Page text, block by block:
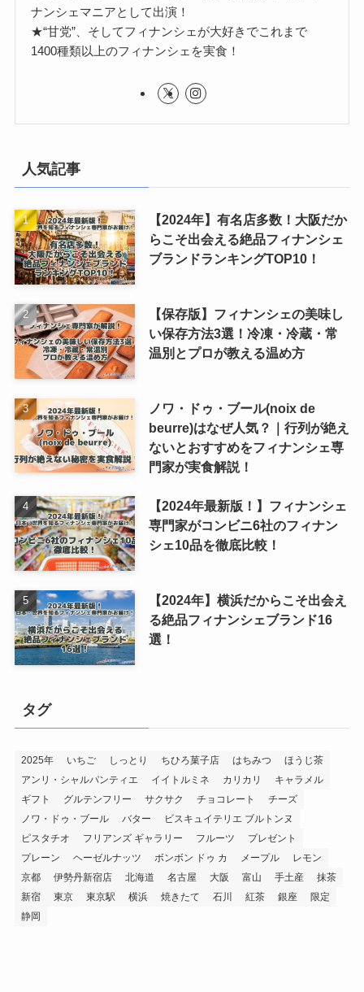
ナンシェマニアとして出演！
★“甘党”、そしてフィナンシェが大好きでこれまで
1400種類以上のフィナンシェを実食！
人気記事
【2024年】有名店多数！大阪だか
らこそ出会える絶品フィナンシェ
ブランドランキングTOP10！
【保存版】フィナンシェの美味し
い保存方法3選！冷凍・冷蔵・常
温別とプロが教える温め方
ノワ・ドゥ・ブール(noix de
beurre)はなぜ人気？｜行列が絶え
ないとおすすめをフィナンシェ専
門家が実食解説！
【2024年最新版！】フィナンシェ
専門家がコンビニ6社のフィナン
シェ10品を徹底比較！
【2024年】横浜だからこそ出会え
る絶品フィナンシェブランド16
選！
タグ
2025年 いちご しっとり ちひろ菓子店 はちみつ
ほうじ茶
アンリ・シャルパンティエ
イイトルミネ カリカリ
キャラメル
ギフト
グルテンフリー サクサク チョコレート
チーズ
ノワ・ドゥ・ブール
バター
ビスキュイテリエ ブルトンヌ
ピスタチオ
フリアンズ ギャラリー フルーツ
プレゼント
プレーン
ヘーゼルナッツ ボンボン ドゥ カ メープル
レモン
京都
伊勢丹新宿店 北海道 名古屋 大阪 富山 手土産
抹茶
新宿
東京 東京駅 横浜 焼きたて 石川 紅茶 銀座
限定
静岡